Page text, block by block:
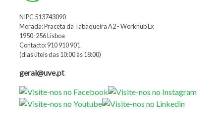
NIPC 513743090
Morada: Praceta da Tabaqueira A2 - Workhub Lx
1950-256 Lisboa
Contacto: 910 910 901
(dias úteis das 10:00 às 18:00)
geral@uve.pt